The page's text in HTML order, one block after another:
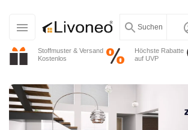
Stoffmuster & Versand
Kostenlos
Höchste Rabatte
auf UVP
Suchen